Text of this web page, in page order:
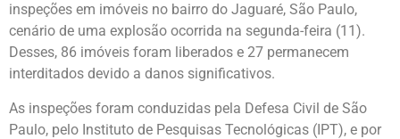
inspeções em imóveis no bairro do Jaguaré, São Paulo,
cenário de uma explosão ocorrida na segunda-feira (11).
Desses, 86 imóveis foram liberados e 27 permanecem
interditados devido a danos significativos.
As inspeções foram conduzidas pela Defesa Civil de São
Paulo, pelo Instituto de Pesquisas Tecnológicas (IPT), e por